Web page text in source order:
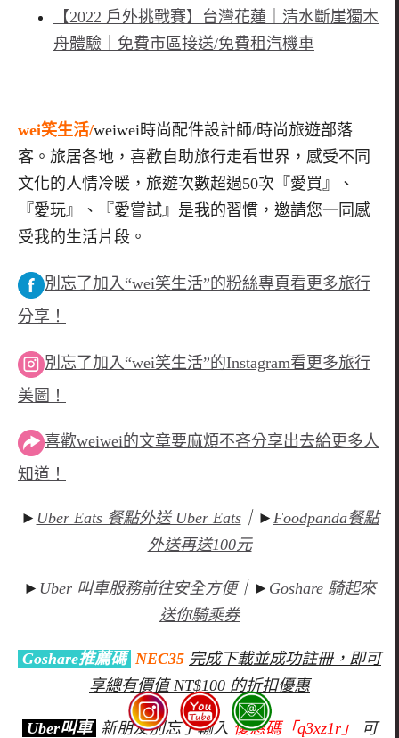
【2022 戶外挑戰賽】台灣花蓮｜清水斷崖獨木
舟體驗｜免費市區接送/免費租汽機車
wei笑生活/weiwei時尚配件設計師/時尚旅遊部落
客。旅居各地，喜歡自助旅行走看世界，感受不同
文化的人情冷暖，旅遊次數超過50次『愛買』、
『愛玩』、『愛嘗試』是我的習慣，邀請您一同感
受我的生活片段。
別忘了加入“wei笑生活”的粉絲專頁看更多旅行
分享！
別忘了加入“wei笑生活”的Instagram看更多旅行
美圖！
喜歡weiwei的文章要麻煩不吝分享出去給更多人
知道！
► Uber Eats 餐點外送 Uber Eats｜► Foodpanda餐點
外送再送100元
► Uber 叫車服務前往安全方便｜► Goshare 騎起來
送你騎乘券
Goshare推薦碼 NEC35 完成下載並成功註冊，即可
享總有價值 NT$100 的折扣優惠
Uber叫車 新朋友別忘了輸入 優惠碼「q3xz1r」 可